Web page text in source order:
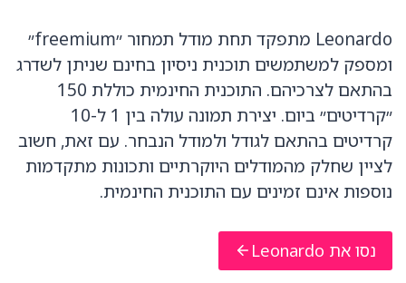
Leonardo מתפקד תחת מודל תמחור ״freemium״
ומספק למשתמשים תוכנית ניסיון בחינם שניתן לשדרג
בהתאם לצרכיהם. התוכנית החינמית כוללת 150
״קרדיטים״ ביום. יצירת תמונה עולה בין 1 ל-10
קרדיטים בהתאם לגודל ולמודל הנבחר. עם זאת, חשוב
לציין שחלק מהמודלים היוקרתיים ותכונות מתקדמות
נוספות אינם זמינים עם התוכנית החינמית.
נסו את Leonardo